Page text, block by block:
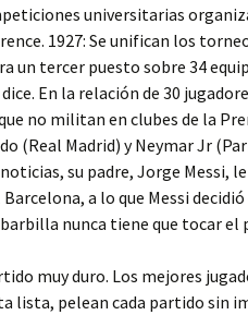
universitarias
1927: Se unifican los
un tercer puesto sobre 34
En la relación de 30
no militan en clubes de la
(Real Madrid) y Neymar Jr
su padre, Jorge Messi,
a lo que Messi decidió
nunca tiene que tocar el
muy duro. Los mejores
lista, pelean cada partido sin